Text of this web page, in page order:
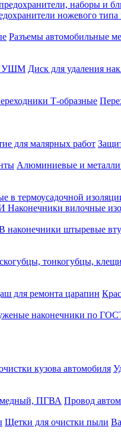
наборы и
ножевого типа
Разъемы автомобильные
УШМ Диск для удаления
Т-образные
для малярных работ
Алюминиевые и
в термоусадочной
Наконечники вилочные
штыревые
тонкогубцы, клещи
для ремонта царапин
наконечники по
кузова автомобиля
медный, ПГВА Провод
Щетки для очистки пыли